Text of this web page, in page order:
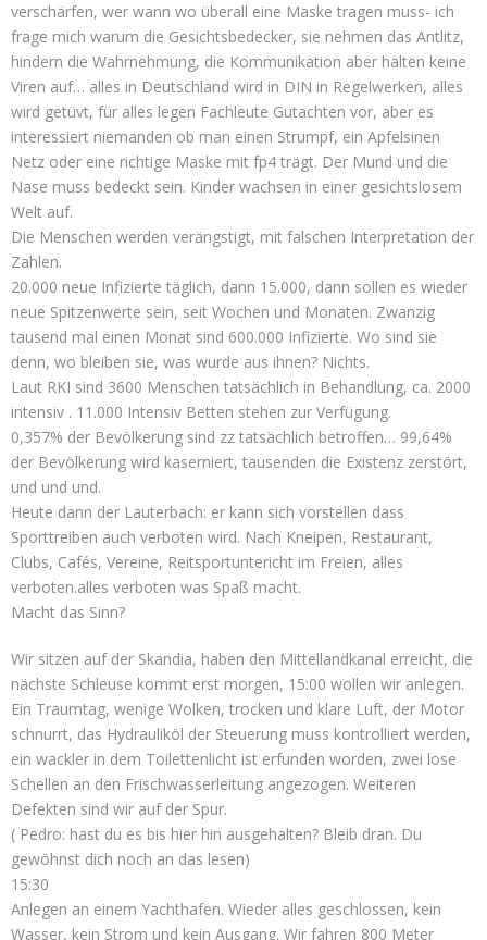
verschärfen, wer wann wo überall eine Maske tragen muss- ich
frage mich warum die Gesichtsbedecker, sie nehmen das Antlitz,
hindern die Wahrnehmung, die Kommunikation aber halten keine
Viren auf… alles in Deutschland wird in DIN in Regelwerken, alles
wird getüvt, für alles legen Fachleute Gutachten vor, aber es
interessiert niemanden ob man einen Strumpf, ein Apfelsinen
Netz oder eine richtige Maske mit fp4 trägt. Der Mund und die
Nase muss bedeckt sein. Kinder wachsen in einer gesichtslosem
Welt auf.
Die Menschen werden verängstigt, mit falschen Interpretation der
Zahlen.
20.000 neue Infizierte täglich, dann 15.000, dann sollen es wieder
neue Spitzenwerte sein, seit Wochen und Monaten. Zwanzig
tausend mal einen Monat sind 600.000 Infizierte. Wo sind sie
denn, wo bleiben sie, was wurde aus ihnen? Nichts.
Laut RKI sind 3600 Menschen tatsächlich in Behandlung, ca. 2000
intensiv . 11.000 Intensiv Betten stehen zur Verfügung.
0,357% der Bevölkerung sind zz tatsächlich betroffen… 99,64%
der Bevölkerung wird kaserniert, tausenden die Existenz zerstört,
und und und.
Heute dann der Lauterbach: er kann sich vorstellen dass
Sporttreiben auch verboten wird. Nach Kneipen, Restaurant,
Clubs, Cafés, Vereine, Reitsportuntericht im Freien, alles
verboten.alles verboten was Spaß macht.
Macht das Sinn?
Wir sitzen auf der Skandia, haben den Mittellandkanal erreicht, die
nächste Schleuse kommt erst morgen, 15:00 wollen wir anlegen.
Ein Traumtag, wenige Wolken, trocken und klare Luft, der Motor
schnurrt, das Hydrauliköl der Steuerung muss kontrolliert werden,
ein wackler in dem Toilettenlicht ist erfunden worden, zwei lose
Schellen an den Frischwasserleitung angezogen. Weiteren
Defekten sind wir auf der Spur.
( Pedro: hast du es bis hier hin ausgehalten? Bleib dran. Du
gewöhnst dich noch an das lesen)
15:30
Anlegen an einem Yachthafen. Wieder alles geschlossen, kein
Wasser, kein Strom und kein Ausgang. Wir fahren 800 Meter